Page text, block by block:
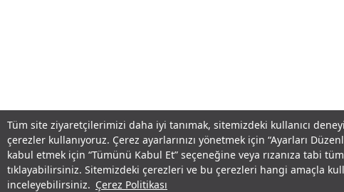
Tüm site ziyaretçilerimizi daha iyi tanımak, sitemizdeki kullanıcı
çerezler kullanıyoruz. Çerez ayarlarınızı yönetmek için “Ayarları
kabul etmek için “Tümünü Kabul Et” seçeneğine veya rızanıza tabi
tıklayabilirsiniz. Sitemizdeki çerezleri ve bu çerezleri hangi amaçla
inceleyebilirsiniz. Çerez Politikası